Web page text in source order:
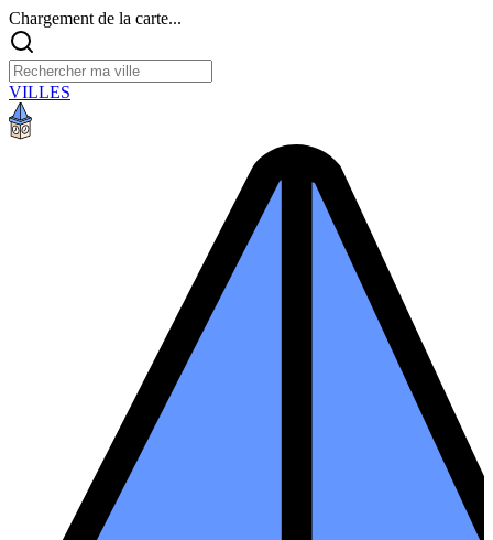
Chargement de la carte...
VILLES